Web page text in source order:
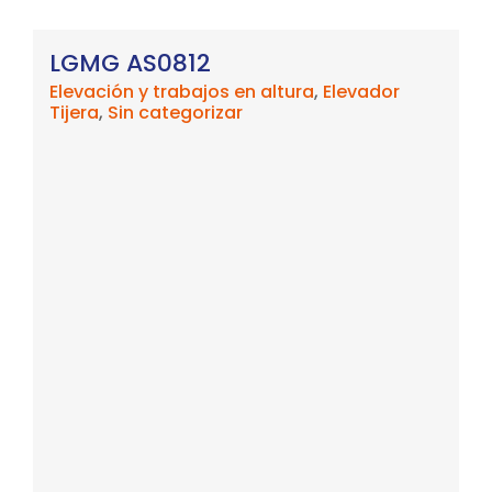
LGMG AS0812
Elevación y trabajos en altura, Elevador
Tijera, Sin categorizar